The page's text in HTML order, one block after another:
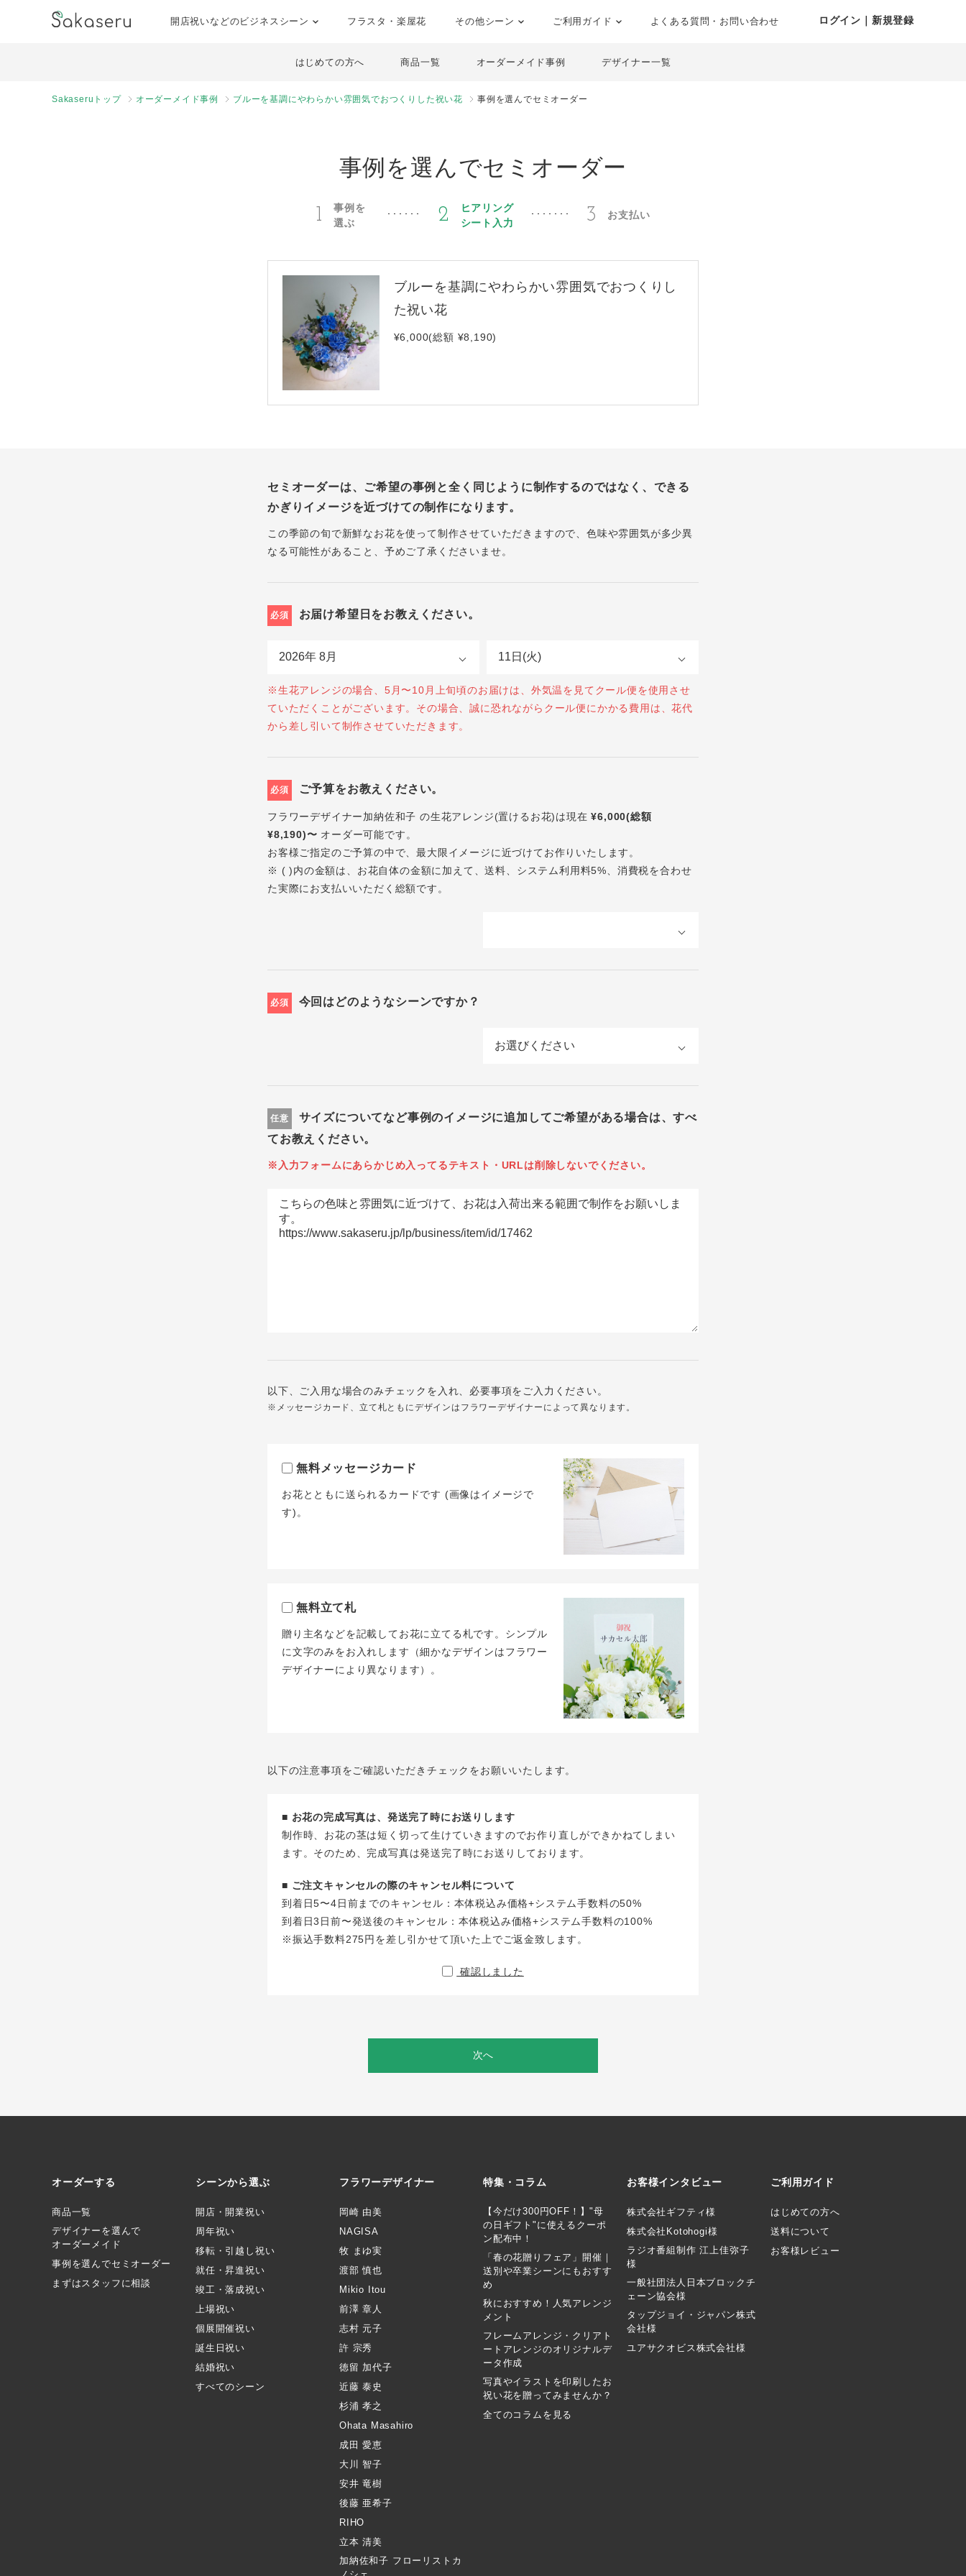
開店祝いなどのビジネスシーン フラスタ・楽屋花 その他シーン ご利用ガイド よくある質問・お問い合わせ ログイン｜新規登録
はじめての方へ 商品一覧 オーダーメイド事例 デザイナー一覧
Sakaseruトップ オーダーメイド事例 ブルーを基調にやわらかい雰囲気でおつくりした祝い花 事例を選んでセミオーダー
事例を選んでセミオーダー
1
事例を
選ぶ
2
ヒアリング
シート入力
3 お支払い
ブルーを基調にやわらかい雰囲気でおつくりし
た祝い花
¥6,000(総額 ¥8,190)
セミオーダーは、ご希望の事例と全く同じように制作するのではなく、できる
かぎりイメージを近づけての制作になります。
この季節の旬で新鮮なお花を使って制作させていただきますので、色味や雰囲気が多少異
なる可能性があること、予めご了承くださいませ。
必須 お届け希望日をお教えください。
※生花アレンジの場合、5月〜10月上旬頃のお届けは、外気温を見てクール便を使用させ
ていただくことがございます。その場合、誠に恐れながらクール便にかかる費用は、花代
から差し引いて制作させていただきます。
必須 ご予算をお教えください。
フラワーデザイナー加納佐和子 の生花アレンジ(置けるお花)は現在¥6,000(総額
¥8,190)〜 オーダー可能です。
お客様ご指定のご予算の中で、最大限イメージに近づけてお作りいたします。
※ ( )内の金額は、お花自体の金額に加えて、送料、システム利用料5%、消費税を合わせ
た実際にお支払いいただく総額です。
必須 今回はどのようなシーンですか？
任意
サイズについてなど事例のイメージに追加してご希望がある場合は、すべ
てお教えください。
※入力フォームにあらかじめ入ってるテキスト・URLは削除しないでください。
以下、ご入用な場合のみチェックを入れ、必要事項をご入力ください。
※メッセージカード、立て札ともにデザインはフラワーデザイナーによって異なります。
無料メッセージカード
お花とともに送られるカードです (画像はイメージで
す)。
無料立て札
贈り主名などを記載してお花に立てる札です。シンプル
に文字のみをお入れします（細かなデザインはフラワー
デザイナーにより異なります）。
以下の注意事項をご確認いただきチェックをお願いいたします。
■ お花の完成写真は、発送完了時にお送りします
制作時、お花の茎は短く切って生けていきますのでお作り直しができかねてしまい
ます。そのため、完成写真は発送完了時にお送りしております。
■ ご注文キャンセルの際のキャンセル料について
到着日5〜4日前までのキャンセル：本体税込み価格+システム手数料の50%
到着日3日前〜発送後のキャンセル：本体税込み価格+システム手数料の100%
※振込手数料275円を差し引かせて頂いた上でご返金致します。
確認しました
次へ
オーダーする
商品一覧
デザイナーを選んで
オーダーメイド
事例を選んでセミオーダー
まずはスタッフに相談
シーンから選ぶ
開店・開業祝い
周年祝い
移転・引越し祝い
就任・昇進祝い
竣工・落成祝い
上場祝い
個展開催祝い
誕生日祝い
結婚祝い
すべてのシーン
フラワーデザイナー
岡崎 由美
NAGISA
牧 まゆ実
渡部 慎也
Mikio Itou
前澤 章人
志村 元子
許 宗秀
徳留 加代子
近藤 泰史
杉浦 孝之
Ohata Masahiro
成田 愛恵
大川 智子
安井 竜樹
後藤 亜希子
RIHO
立本 清美
加納佐和子 フローリストカ
特集・コラム
【今だけ300円OFF！】"母
の日ギフト"に使えるクーポ
ン配布中！
「春の花贈りフェア」開催｜
送別や卒業シーンにもおすす
め
秋におすすめ！人気アレンジ
メント
フレームアレンジ・クリアト
ートアレンジのオリジナルデ
ータ作成
写真やイラストを印刷したお
祝い花を贈ってみませんか？
全てのコラムを見る
お客様インタビュー
株式会社ギフティ様
株式会社Kotohogi様
ラジオ番組制作 江上佳弥子
様
一般社団法人日本ブロックチ
ェーン協会様
タップジョイ・ジャパン株式
会社様
ユアサクオビス株式会社様
ご利用ガイド
はじめての方へ
送料について
お客様レビュー